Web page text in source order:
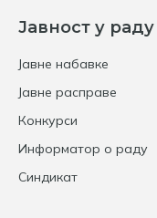
Јавност у раду
Јавне набавке
Јавне расправе
Конкурси
Информатор о раду
Синдикат